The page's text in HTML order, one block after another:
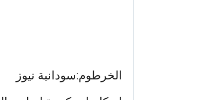
الخرطوم:سودانية نيوز